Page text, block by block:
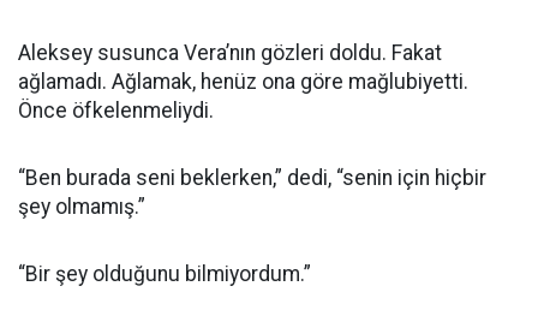
Aleksey susunca Vera’nın gözleri doldu. Fakat
ağlamadı. Ağlamak, henüz ona göre mağlubiyetti.
Önce öfkelenmeliydi.
“Ben burada seni beklerken,” dedi, “senin için hiçbir
şey olmamış.”
“Bir şey olduğunu bilmiyordum.”